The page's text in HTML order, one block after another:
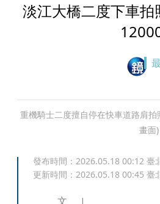
淡江大橋二度下車
重機騎士二度擅自停在快車道路肩
畫面)
發布時間： 2026.05.18 00:12 臺
更新時間： 2026.05.18 00:45 臺
文